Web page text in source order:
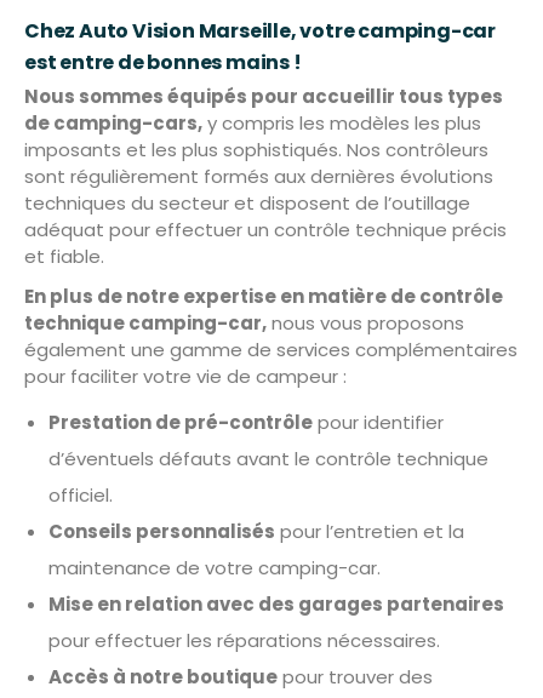
Chez Auto Vision Marseille, votre camping-car
est entre de bonnes mains !
Nous sommes équipés pour accueillir tous types
de camping-cars,y compris les modèles les plus
imposants et les plus sophistiqués. Nos contrôleurs
sont régulièrement formés aux dernières évolutions
techniques du secteur et disposent de l’outillage
adéquat pour effectuer un contrôle technique précis
et fiable.
En plus de notre expertise en matière de contrôle
technique camping-car,nous vous proposons
également une gamme de services complémentaires
pour faciliter votre vie de campeur :
Prestation de pré-contrôlepour identifier
d’éventuels défauts avant le contrôle technique
officiel.
Conseils personnalisés pour l’entretien et la
maintenance de votre camping-car.
Mise en relation avec des garages partenaires
pour effectuer les réparations nécessaires.
Accès à notre boutiquepour trouver des